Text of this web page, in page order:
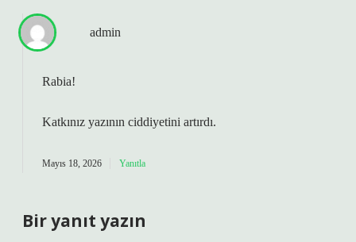
admin
Rabia!
Katkınız yazının ciddiyetini artırdı.
Mayıs 18, 2026 Yanıtla
Bir yanıt yazın